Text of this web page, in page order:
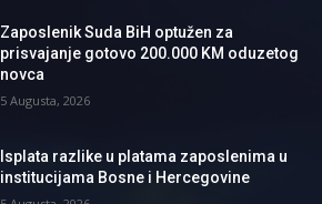
Zaposlenik Suda BiH optužen za
prisvajanje gotovo 200.000 KM oduzetog
novca
5 Augusta, 2026
Isplata razlike u platama zaposlenima u
institucijama Bosne i Hercegovine